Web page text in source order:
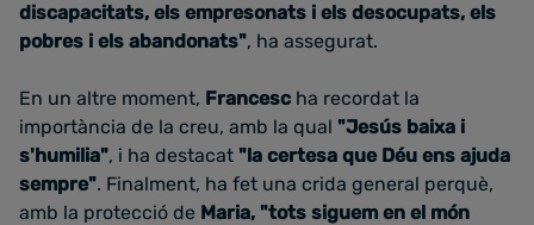
discapacitats, els empresonats i els desocupats, els
pobres i els abandonats", ha assegurat.
En un altre moment, Francesc ha recordat la
importància de la creu, amb la qual "Jesús baixa i
s'humilia", i ha destacat "la certesa que Déu ens ajuda
sempre". Finalment, ha fet una crida general perquè,
amb la protecció de Maria, "tots siguem en el món